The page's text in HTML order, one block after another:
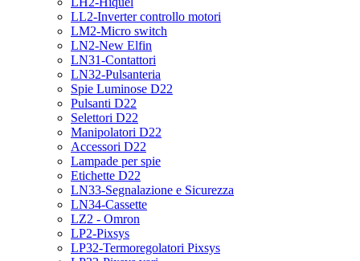
LL2-Inverter controllo motori
LM2-Micro switch
LN2-New Elfin
LN31-Contattori
LN32-Pulsanteria
Spie Luminose D22
Pulsanti D22
Selettori D22
Manipolatori D22
Accessori D22
Lampade per spie
Etichette D22
LN33-Segnalazione e Sicurezza
LN34-Cassette
LZ2 - Omron
LP2-Pixsys
LP32-Termoregolatori Pixsys